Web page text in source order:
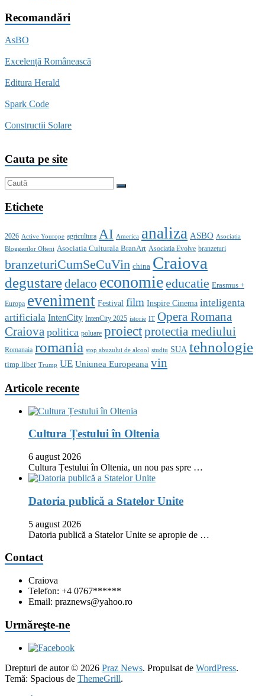
Recomandări
AsBO
Excelență Românească
Editura Herald
Spark Code
Constructii Solare
Cauta pe site
Etichete
2026 Active Yourope agricultura AI America analiza ASBO Asociatia
Bloggerilor Olteni Asociatia Culturala BranArt Asociatia Evolve branzeturi
branzeturiCumSeCuVin china Craiova
degustaredelaco economieeducatie Erasmus +
Europa eveniment Festival film Inspire Cinema inteligenta
artificiala IntenCity IntenCity 2025 istorie IT Opera Romana
Craiova politica poluare proiectprotectia mediului
Romanaia romania stop abuzului de alcool studiu SUA tehnologie
timp liber Trump UE Uniunea Europeana vin
Articole recente
Cultura Țestului în Oltenia
6 august 2026
Cultura Țestului în Oltenia, un nou pas spre …
Datoria publică a Statelor Unite
5 august 2026
Datoria publică a Statelor Unite se apropie de …
Contact
Craiova
Telefon: +4 0767******
Email: praznews@yahoo.ro
Urmăreşte-ne
Drepturi de autor © 2026 Praz News. Propulsat de WordPress.
Temă: Spacious de ThemeGrill.